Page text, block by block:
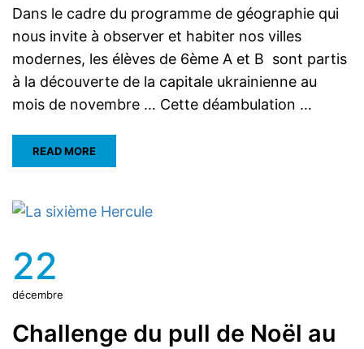
Dans le cadre du programme de géographie qui
nous invite à observer et habiter nos villes
modernes, les élèves de 6ème A et B sont partis
à la découverte de la capitale ukrainienne au
mois de novembre … Cette déambulation …
READ MORE
22
décembre
Challenge du pull de Noël au